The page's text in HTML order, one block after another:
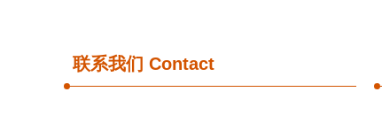
联系我们 Contact